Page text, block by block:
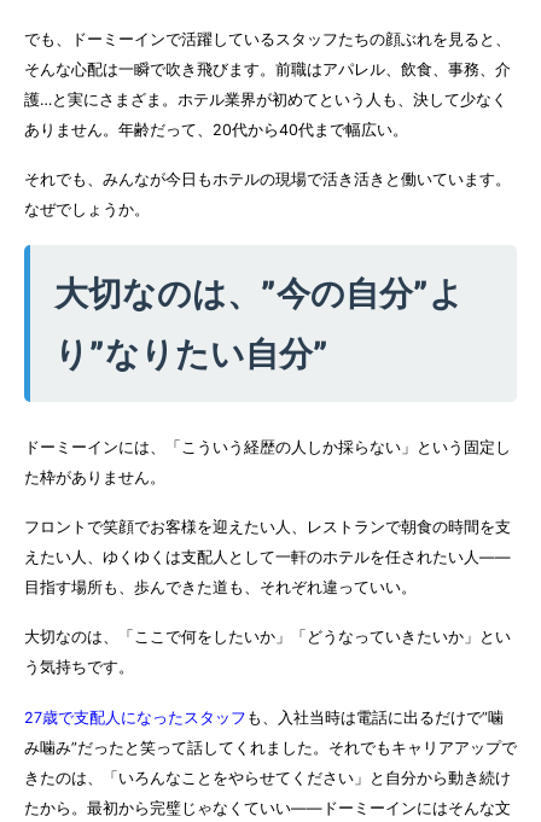
でも、ドーミーインで活躍しているスタッフたちの顔ぶれを見ると、
そんな心配は一瞬で吹き飛びます。前職はアパレル、飲食、事務、介
護…と実にさまざま。ホテル業界が初めてという人も、決して少なく
ありません。年齢だって、20代から40代まで幅広い。
それでも、みんなが今日もホテルの現場で活き活きと働いています。
なぜでしょうか。
大切なのは、”今の自分”よ
り”なりたい自分”
ドーミーインには、「こういう経歴の人しか採らない」という固定し
た枠がありません。
フロントで笑顔でお客様を迎えたい人、レストランで朝食の時間を支
えたい人、ゆくゆくは支配人として一軒のホテルを任されたい人——
目指す場所も、歩んできた道も、それぞれ違っていい。
大切なのは、「ここで何をしたいか」「どうなっていきたいか」とい
う気持ちです。
27歳で支配人になったスタッフ も、入社当時は電話に出るだけで”噛
み噛み”だったと笑って話してくれました。それでもキャリアアップで
きたのは、「いろんなことをやらせてください」と自分から動き続け
たから。最初から完璧じゃなくていい——ドーミーインにはそんな文